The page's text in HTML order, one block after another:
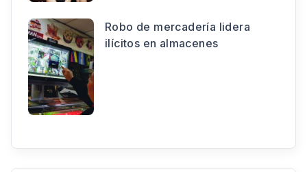
Robo de mercadería lidera
ilícitos en almacenes